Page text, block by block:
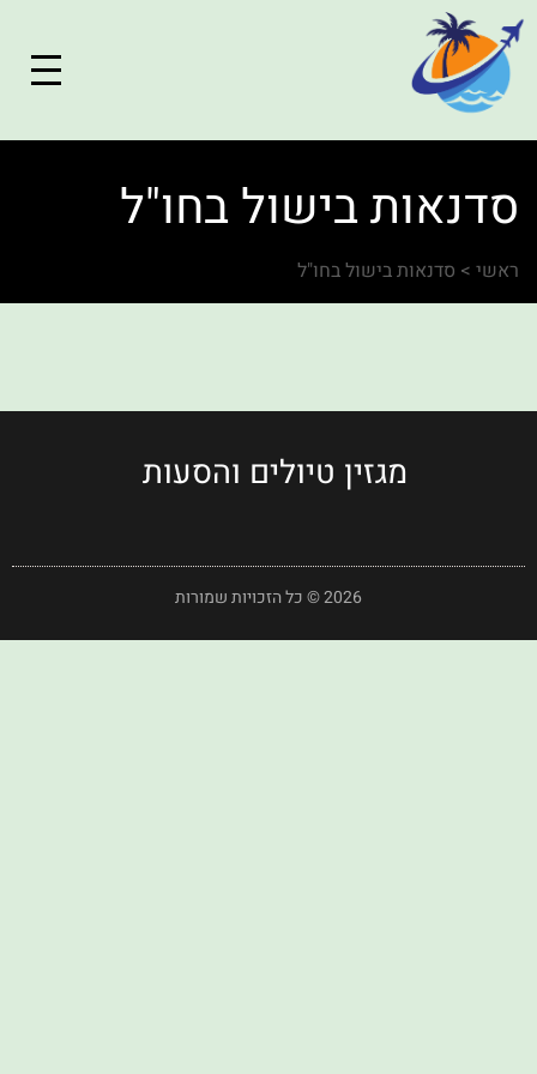
סדנאות בישול בחו"ל
ראשי > סדנאות בישול בחו"ל
מגזין טיולים והסעות
2026 © כל הזכויות שמורות